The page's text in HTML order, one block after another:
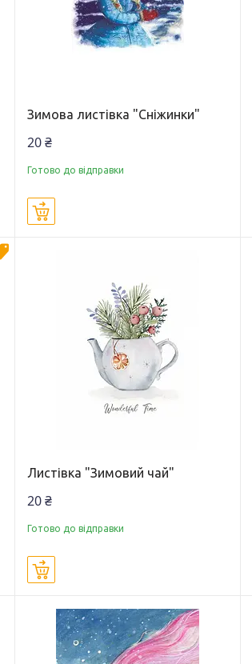
Зимова листівка "Сніжинки"
20 ₴
Готово до відправки
Листівка "Зимовий чай"
20 ₴
Готово до відправки